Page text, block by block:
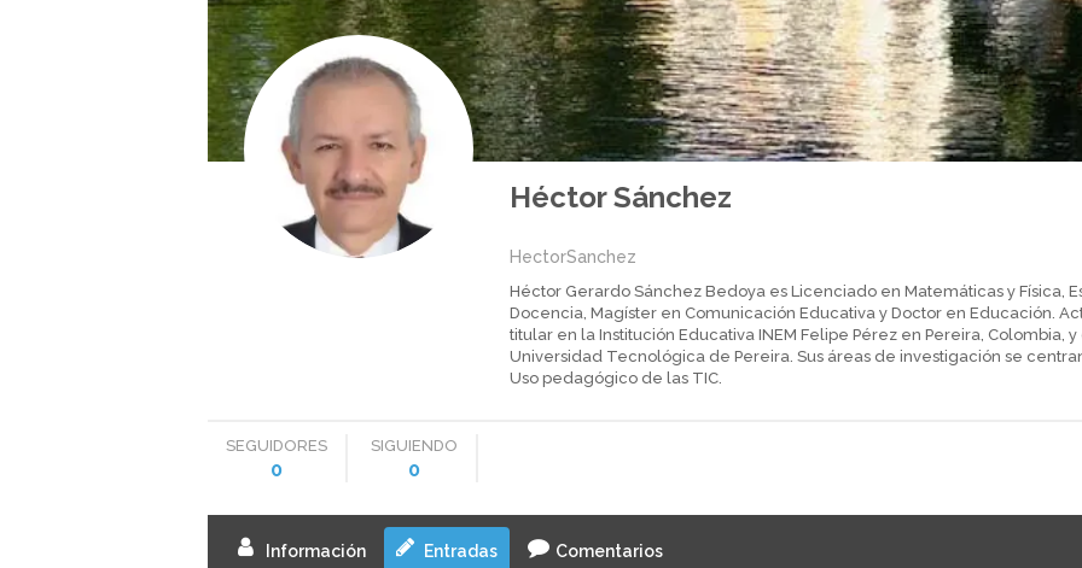
Héctor Sánchez
HectorSanchez
Héctor Gerardo Sánchez Bedoya es Licenciado en Matemáticas y Física,
Docencia, Magíster en Comunicación Educativa y Doctor en Educación.
titular en la Institución Educativa INEM Felipe Pérez en Pereira, Colombia,
Universidad Tecnológica de Pereira. Sus áreas de investigación se
Uso pedagógico de las TIC.
SEGUIDORES
0
SIGUIENDO
0
Información Entradas Comentarios